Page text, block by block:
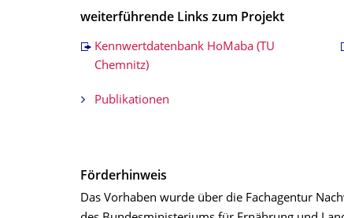
weiterführende Links zum Projekt­
Kennwertdatenbank HoMaba (TU
Chemnitz)
Publikationen
Förderhinweis
Das Vorhaben wurde über die Fachagentur